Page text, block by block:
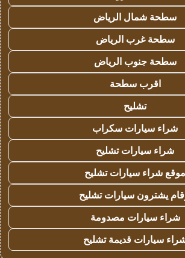
سطحة شمال الرياض
سطحة غرب الرياض
سطحة جنوب الرياض
اقرب سطحة
تشليح
شراء سيارات سكراب
شراء سيارات تشليح
موقع شراء سيارات تشليح
يشترون سيارات تشليح
شراء سيارات مصدومة
سيارات قديمة تشليح